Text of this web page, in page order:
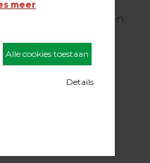
ontstaat er geen
per disc met vier
(Widia)
verkrijgbaar